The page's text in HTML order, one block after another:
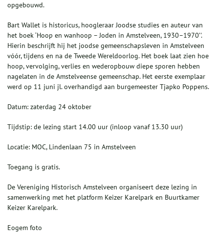
opgebouwd.
Bart Wallet is historicus, hoogleraar Joodse studies en auteur van
het boek ‘Hoop en wanhoop – Joden in Amstelveen, 1930–1970’'.
Hierin beschrijft hij het joodse gemeenschapsleven in Amstelveen
vóór, tijdens en na de Tweede Wereldoorlog. Het boek laat zien hoe
hoop, vervolging, verlies en wederopbouw diepe sporen hebben
nagelaten in de Amstelveense gemeenschap. Het eerste exemplaar
werd op 11 juni jl. overhandigd aan burgemeester Tjapko Poppens.
Datum: zaterdag 24 oktober
Tijdstip: de lezing start 14.00 uur (inloop vanaf 13.30 uur)
Locatie: MOC, Lindenlaan 75 in Amstelveen
Toegang is gratis.
De Vereniging Historisch Amstelveen organiseert deze lezing in
samenwerking met het platform Keizer Karelpark en Buurtkamer
Keizer Karelpark.
Eogem foto